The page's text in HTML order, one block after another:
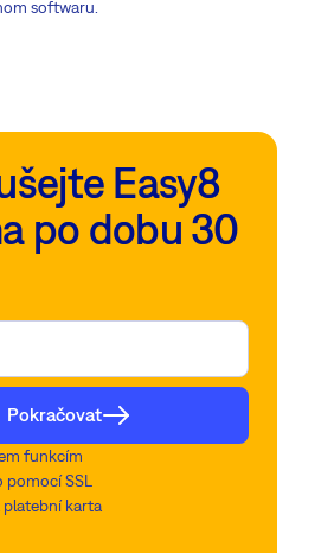
softwaru.
Easy8
po dobu 30
Pokračovat
funkcím
pomocí SSL
platební karta